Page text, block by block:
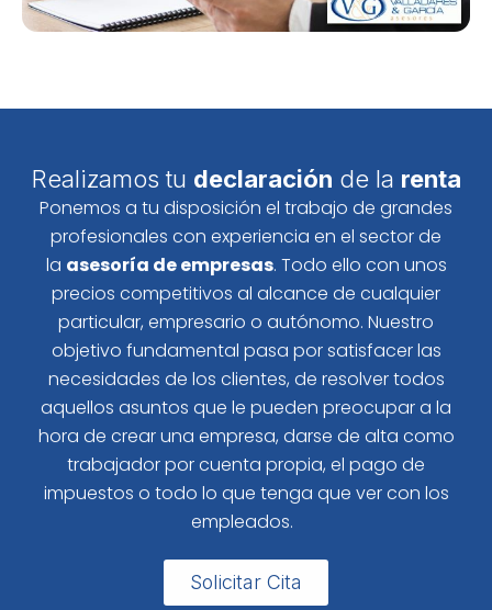
Realizamos tu declaración de la renta
Ponemos a tu disposición el trabajo de grandes
profesionales con experiencia en el sector de
la asesoría de empresas. Todo ello con unos
precios competitivos al alcance de cualquier
particular, empresario o autónomo. Nuestro
objetivo fundamental pasa por satisfacer las
necesidades de los clientes, de resolver todos
aquellos asuntos que le pueden preocupar a la
hora de crear una empresa, darse de alta como
trabajador por cuenta propia, el pago de
impuestos o todo lo que tenga que ver con los
empleados.
Solicitar Cita